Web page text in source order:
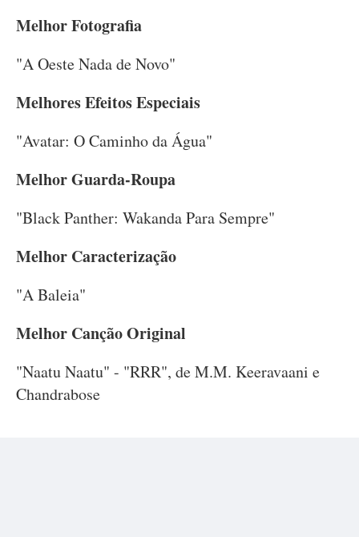
Melhor Fotografia
"A Oeste Nada de Novo"
Melhores Efeitos Especiais
"Avatar: O Caminho da Água"
Melhor Guarda-Roupa
"Black Panther: Wakanda Para Sempre"
Melhor Caracterização
"A Baleia"
Melhor Canção Original
"Naatu Naatu" - "RRR", de M.M. Keeravaani e
Chandrabose